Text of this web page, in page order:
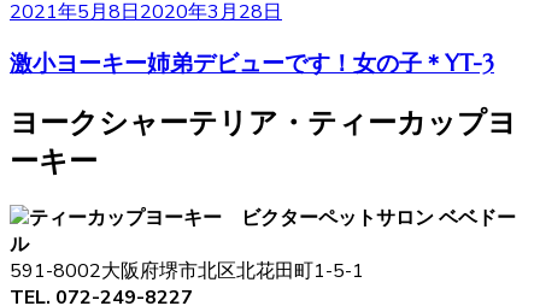
2021年5月8日2020年3月28日
激小ヨーキー姉弟デビューです！女の子＊YT-3
ヨークシャーテリア・ティーカップヨ
ーキー
ペットサロン ベベドー
ル
591-8002大阪府堺市北区北花田町1-5-1
TEL. 072-249-8227